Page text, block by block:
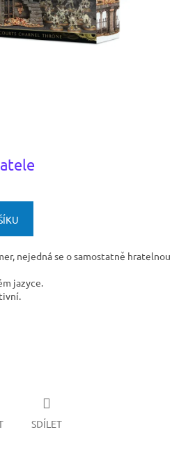
nejedná se o samostatně hratelnou
jazyce.
SDÍLET